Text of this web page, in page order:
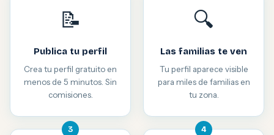
📝
Publica tu perfil
Crea tu perfil gratuito en
menos de 5 minutos. Sin
comisiones.
🔍
Las familias te ven
Tu perfil aparece visible
para miles de familias en
tu zona.
3 4